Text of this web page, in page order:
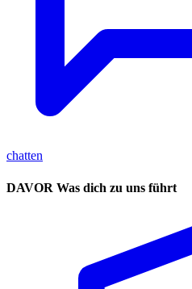
chatten
DAVOR Was dich zu uns führt